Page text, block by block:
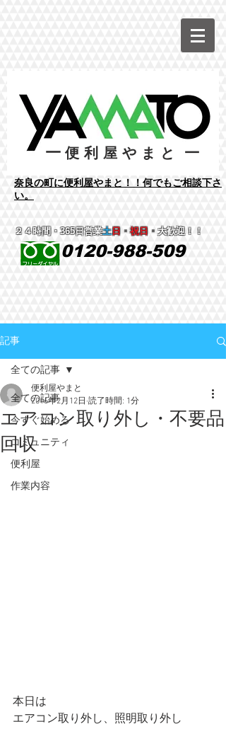
0120-988-509
２４時間 ・365日営業土日 ・祝日 ・大歓迎！！
​奈良の町に便利屋やまと！！何でもご相談下さ
い。
ー 便利屋やまと ー
記事
全ての記事
今すぐ始める
コミュニティ
便利屋
作業内容
全ての記事
エアコン取り外し・不要品
回収
便利屋やまと
2016年2月12日 読了時間: 1分
本日は
エアコン取り外し、照明取り外し